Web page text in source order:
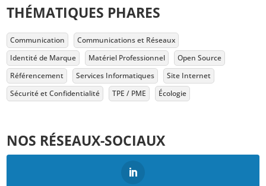
THÉMATIQUES PHARES
Communication
Communications et Réseaux
Identité de Marque
Matériel Professionnel
Open Source
Référencement
Services Informatiques
Site Internet
Sécurité et Confidentialité
TPE / PME Écologie
NOS RÉSEAUX-SOCIAUX